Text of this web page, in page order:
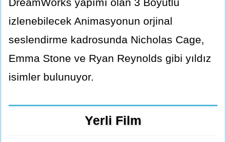
izlenebilecek Animasyonun orjinal
seslendirme kadrosunda Nicholas Cage,
Emma Stone ve Ryan Reynolds gibi yıldız
isimler bulunuyor.
Yerli Film